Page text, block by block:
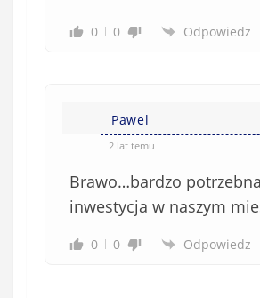
0 0 Odpowiedz
Pawel
2 lat temu
Brawo…bardzo potrzebna
inwestycja w naszym
0 0 Odpowiedz